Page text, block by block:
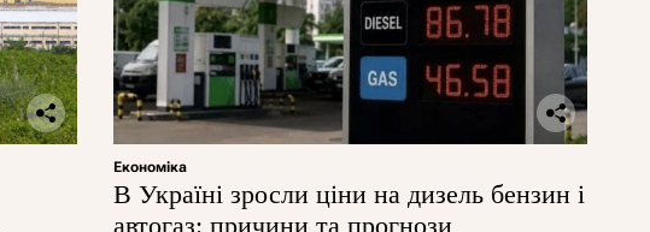
Економіка
В Україні зросли ціни на дизель бензин і
автогаз: причини та прогнози